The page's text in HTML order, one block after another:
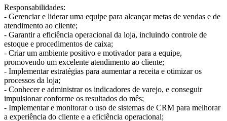
Responsabilidades:
- Gerenciar e liderar uma equipe para alcançar metas de vendas e de
atendimento ao cliente;
- Garantir a eficiência operacional da loja, incluindo controle de
estoque e procedimentos de caixa;
- Criar um ambiente positivo e motivador para a equipe,
promovendo um excelente atendimento ao cliente;
- Implementar estratégias para aumentar a receita e otimizar os
processos da loja;
- Conhecer e administrar os indicadores de varejo, e conseguir
impulsionar conforme os resultados do mês;
- Implementar e monitorar o uso de sistemas de CRM para melhorar
a experiência do cliente e a eficiência operacional;